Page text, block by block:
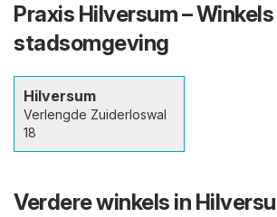
Praxis Hilversum –
stadsomgeving
Hilversum
Verlengde Zuiderloswal
18
Verdere winkels in